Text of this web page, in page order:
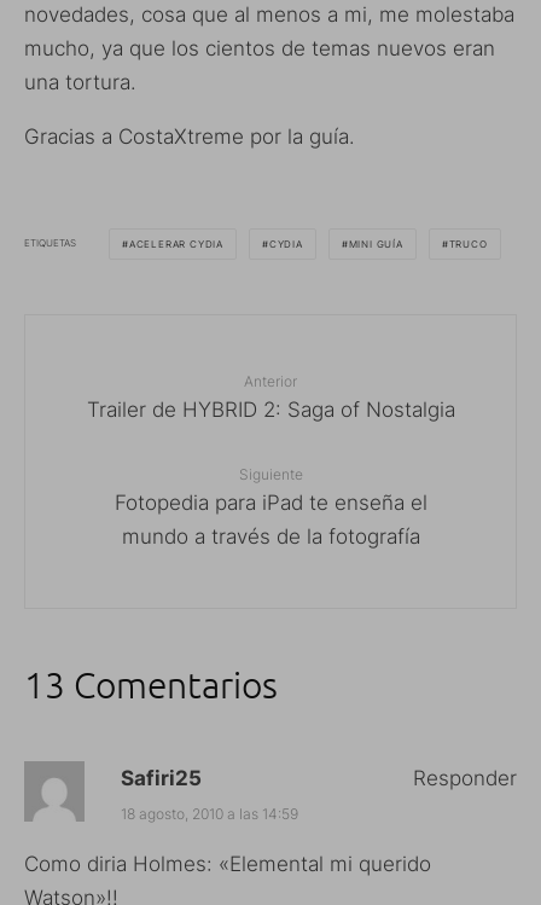
novedades, cosa que al menos a mi, me molestaba
mucho, ya que los cientos de temas nuevos eran
una tortura.
Gracias a CostaXtreme por la guía.
ETIQUETAS ACELERAR CYDIA CYDIA MINI GUÍA TRUCO
Anterior
Trailer de HYBRID 2: Saga of Nostalgia
Siguiente
Fotopedia para iPad te enseña el
mundo a través de la fotografía
13 Comentarios
Safiri25
18 agosto, 2010 a las 14:59
Como diria Holmes: «Elemental mi querido
Watson»!!
Responder